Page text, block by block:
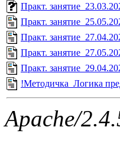
Практ.
Практ.
Практ.
Практ.
Практ.
!Методичка_Логика
Apache/